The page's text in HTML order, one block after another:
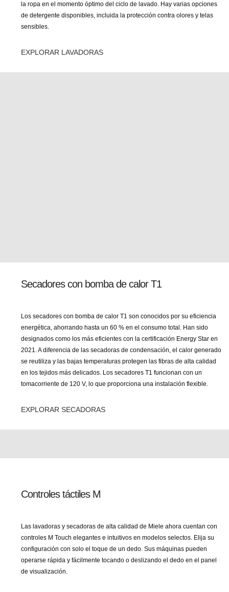
la ropa en el momento óptimo del ciclo de lavado. Hay varias opciones
de detergente disponibles, incluida la protección contra olores y telas
sensibles.
EXPLORAR LAVADORAS
Secadores con bomba de calor T1
Los secadores con bomba de calor T1 son conocidos por su eficiencia
energética, ahorrando hasta un 60 % en el consumo total. Han sido
designados como los más eficientes con la certificación Energy Star en
2021. A diferencia de las secadoras de condensación, el calor generado
se reutiliza y las bajas temperaturas protegen las fibras de alta calidad
en los tejidos más delicados. Los secadores T1 funcionan con un
tomacorriente de 120 V, lo que proporciona una instalación flexible.
EXPLORAR SECADORAS
Controles táctiles M
Las lavadoras y secadoras de alta calidad de Miele ahora cuentan con
controles M Touch elegantes e intuitivos en modelos selectos. Elija su
configuración con solo el toque de un dedo. Sus máquinas pueden
operarse rápida y fácilmente tocando o deslizando el dedo en el panel
de visualización.